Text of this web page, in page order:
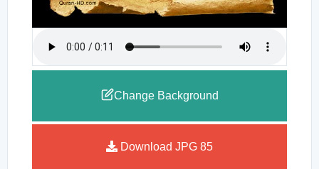
Change Background
Download JPG 85